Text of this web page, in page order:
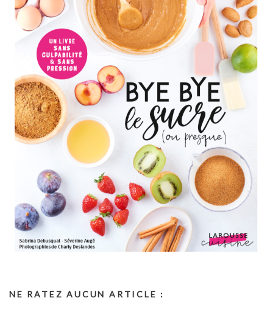
NE RATEZ AUCUN ARTICLE :